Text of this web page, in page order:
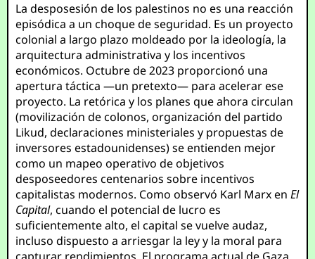
La desposesión de los palestinos no es una reacción
episódica a un choque de seguridad. Es un proyecto
colonial a largo plazo moldeado por la ideología, la
arquitectura administrativa y los incentivos
económicos. Octubre de 2023 proporcionó una
apertura táctica —un pretexto— para acelerar ese
proyecto. La retórica y los planes que ahora circulan
(movilización de colonos, organización del partido
Likud, declaraciones ministeriales y propuestas de
inversores estadounidenses) se entienden mejor
como un mapeo operativo de objetivos
desposeedores centenarios sobre incentivos
capitalistas modernos. Como observó Karl Marx enEl
Capital, cuando el potencial de lucro es
suficientemente alto, el capital se vuelve audaz,
incluso dispuesto a arriesgar la ley y la moral para